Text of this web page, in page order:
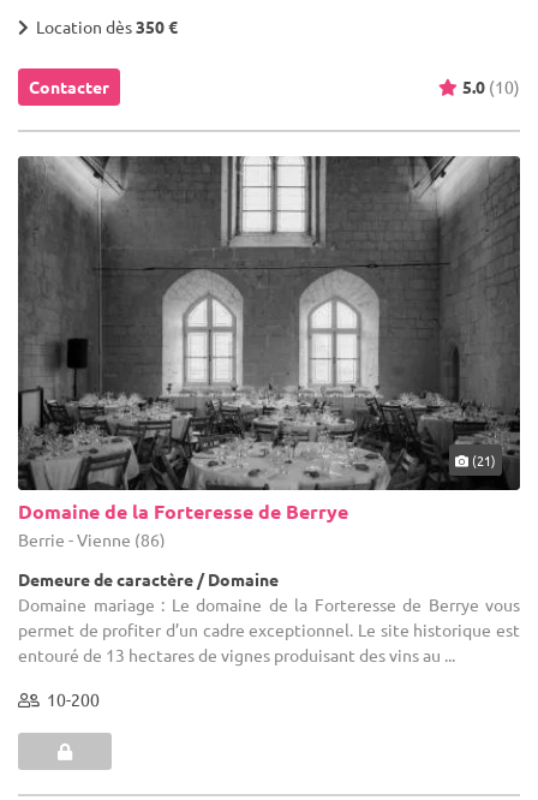
Location dès350 €
Contacter 5.0 (10)
(21)
Domaine de la Forteresse de Berrye
Berrie - Vienne (86)
Demeure de caractère / Domaine
Domaine mariage : Le domaine de la Forteresse de Berrye vous
permet de profiter d’un cadre exceptionnel. Le site historique est
entouré de 13 hectares de vignes produisant des vins au ...
10-200